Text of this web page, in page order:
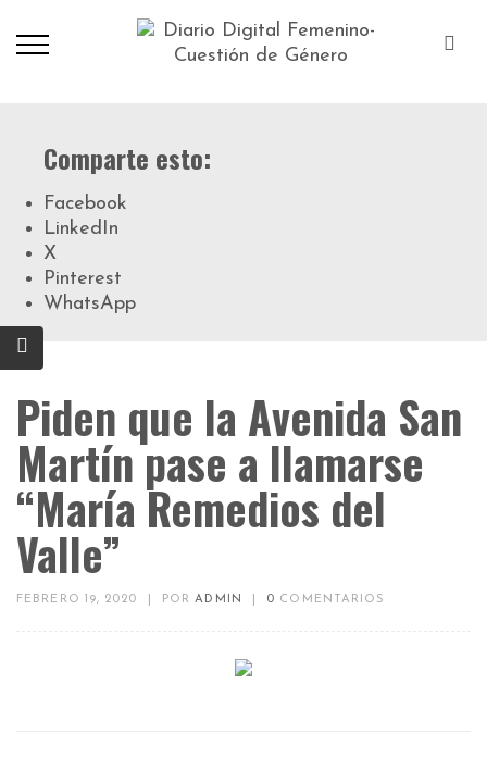
Comparte esto:
Facebook
LinkedIn
X
Pinterest
WhatsApp
Piden que la Avenida San
Martín pase a llamarse
“María Remedios del
Valle”
FEBRERO 19, 2020 PORADMIN 0 COMENTARIOS